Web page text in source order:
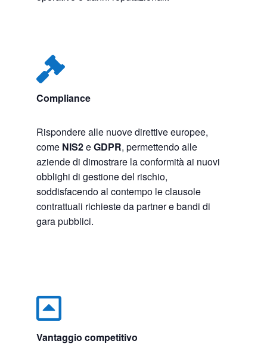

Compliance
Rispondere alle nuove direttive europee,
come NIS2eGDPR, permettendo alle
aziende di dimostrare la conformità ai nuovi
obblighi di gestione del rischio,
soddisfacendo al contempo le clausole
contrattuali richieste da partner e bandi di
gara pubblici.

Vantaggio competitivo